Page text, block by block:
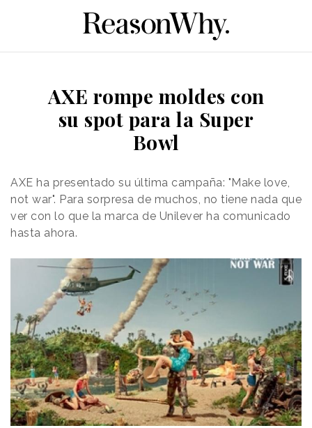
AXE rompe moldes con
su spot para la Super
Bowl
AXE ha presentado su última campaña: "Make love,
not war". Para sorpresa de muchos, no tiene nada que
ver con lo que la marca de Unilever ha comunicado
hasta ahora.